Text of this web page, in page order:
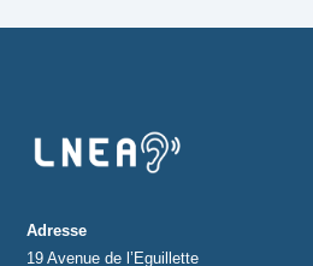
Adresse
19 Avenue de l’Eguillette